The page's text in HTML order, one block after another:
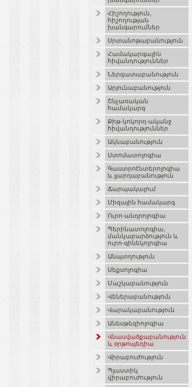
Հիշողություն,
հիշողության
խանգարումներ
Սրտանոթաբանություն
Համակարգային
հիվանդություններ
Ներզատաբանություն
Արյունաբանություն
Շնչառական
համակարգ
Քիթ-կոկորդ-ականջ
հիվանդություններ
Ակնաբանություն
Ստոմատոլոգիա
Գաստրոէնտերոլոգիա
և լյարդաբանություն
Ճարպակալում
Միզային համակարգ
Ուրո-անդրոլոգիա
Պերինատոլոգիա,
մանկաբարձություն և
ուրո-գինեկոլոգիա
Անպտղություն
Սեքսոլոգիա
Մաշկաբանություն
Վեներաբանություն
Վարակաբանություն
Անեսթեզիոլոգիա
Վնասվածքաբանություն
և օրթոպեդիա
Վիրաբուժություն
Պլաստիկ
վիրաբուժություն